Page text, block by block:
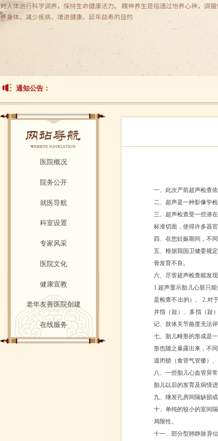
通知公告：
一、此次产前超声检查
二、超声是一种影像学
三、超声检查受一些潜
标准切面 ， 使得许多器
四 、在您妊娠期间，不
五、根据我国卫健委规
骨发育不良。
六、尽管超声检查能发
1.超声显示胎儿心脏只
是检查不出的）。 2.对
并指（趾）、多指（趾
记、肢体关节曲度无法
七、胎儿畸形的形成是
形也随之暴露出来，不
道闭锁（食管气管瘘）
八、一些胎儿心血管异
胎儿以后的发育及病情
九、继发孔房间隔缺损
十、单纯的较小的室间
局限性。
十一、部分型肺静脉异
医院概况
院务公开
就医导航
科室设置
专家风采
医院文化
健康宣教
老年友善医院创建
在线服务